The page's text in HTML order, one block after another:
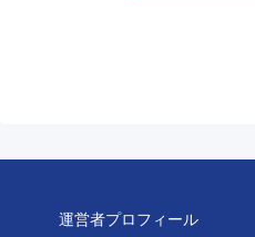
運営者プロフィール